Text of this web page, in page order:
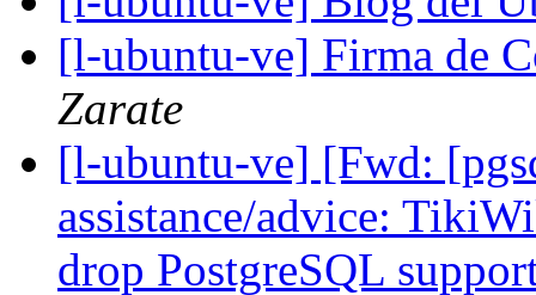
[l-ubuntu-ve] Firma de
Zarate
[l-ubuntu-ve] [Fwd:
assistance/advice:
drop PostgreSQL